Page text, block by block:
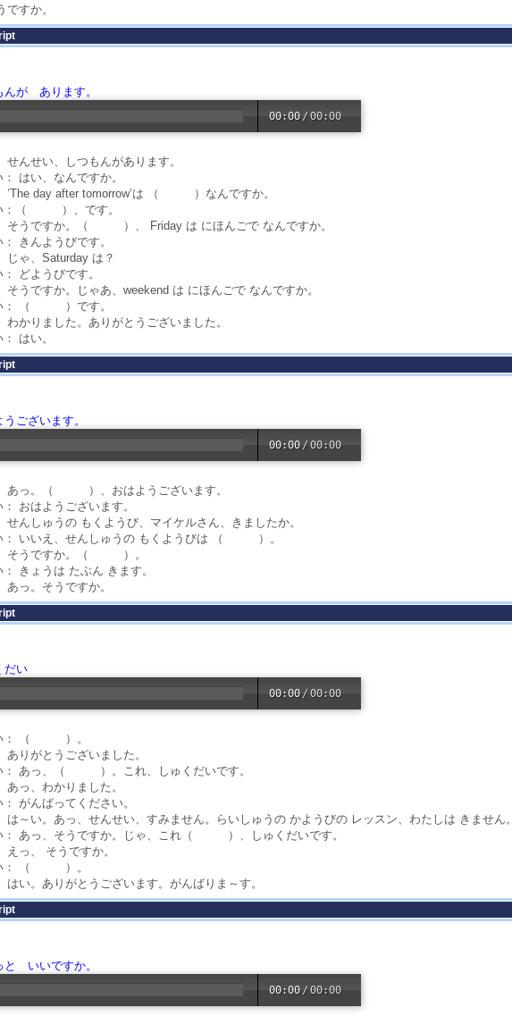
ですか。
んが あります。
00:00 /00:00
せんせい、しつもんがあります。
はい、なんですか。
’The day after tomorrow’は （ ）なんですか。
：（ ）、です。
そうですか。（ ）、 Friday は にほんごで なんですか。
きんようびです。
じゃ、Saturday は？
どようびです。
そうですか。じゃあ、weekend は にほんごで なんですか。
： （ ）です。
わかりました。ありがとうございました。
はい。
ございます。
00:00 /00:00
あっ。（ ）、おはようございます。
おはようございます。
せんしゅうの もくようび、マイケルさん、きましたか。
： いいえ、せんしゅうの もくようびは （ ）。
そうですか。（ ）。
きょうは たぶん きます。
あっ。そうですか。
だい
00:00 /00:00
： （ ）。
ありがとうございました。
： あっ、（ ）。これ、しゅくだいです。
あっ、わかりました。
がんばってください。
は～い。あっ、せんせい、すみません。らいしゅうの かようびの レッスン、わたしは きません。
： あっ、そうですか。じゃ、これ（ ）、しゅくだいです。
えっ、 そうですか。
： （ ）。
はい。ありがとうございます。がんばりま～す。
と いいですか。
00:00 /00:00